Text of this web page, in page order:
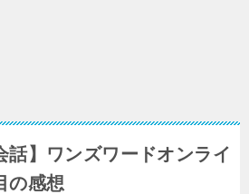
話】ワンズワードオンライ
の感想